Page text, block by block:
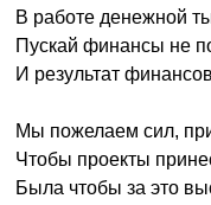
В работе денежной
Пускай финансы не
И результат
Мы пожелаем сил,
Чтобы проекты
Была чтобы за это